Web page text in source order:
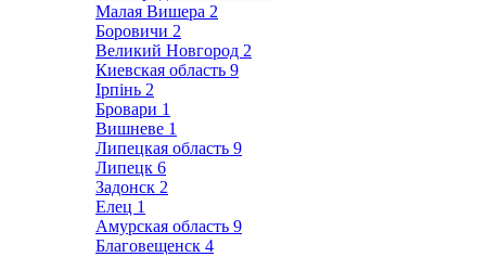
Малая Вишера 2
Боровичи 2
Великий Новгород 2
Киевская область 9
Ірпінь 2
Бровари 1
Вишневе 1
Липецкая область 9
Липецк 6
Задонск 2
Елец 1
Амурская область 9
Благовещенск 4